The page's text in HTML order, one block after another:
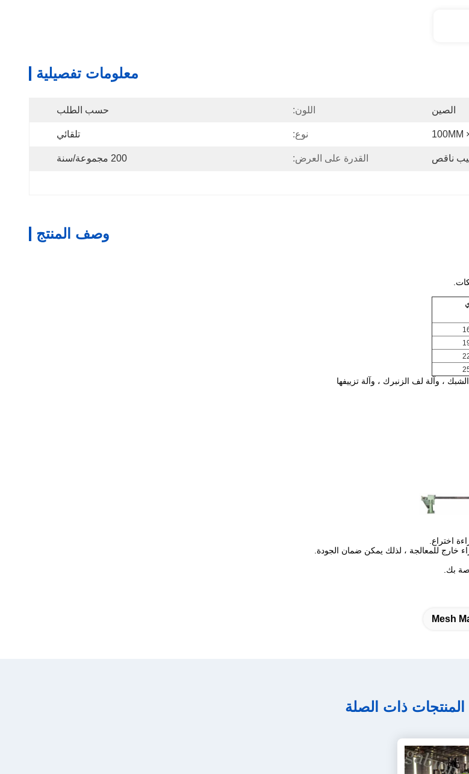
معلومات تفصيلية
الصين اللون: حسب الطلب
نوع: تلقائي
ناقص القدرة على العرض: 200 مجموعة/سنة
وصف المنتج
، وآلة لف الزنبرك ، وآلة تزييفها
Mesh
المنتجات ذات الصلة